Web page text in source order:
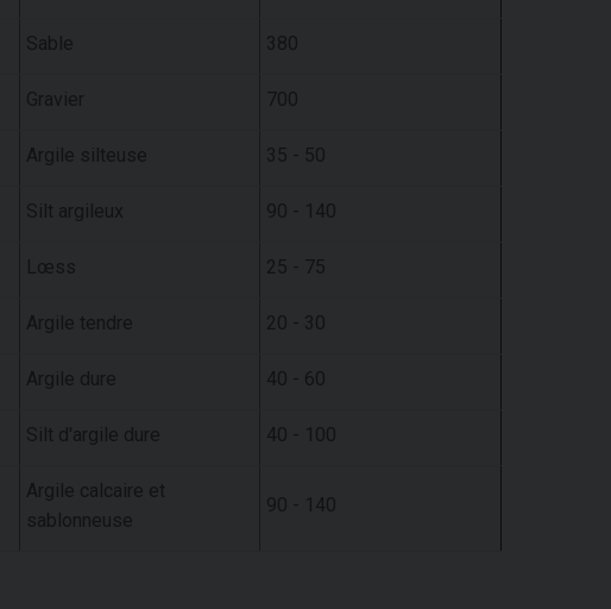
Sable 380
Gravier 700
Argile silteuse 35 - 50
Silt argileux 90 - 140
Lœss 25 - 75
Argile tendre 20 - 30
Argile dure 40 - 60
Silt d'argile dure 40 - 100
Argile calcaire et
sablonneuse
90 - 140